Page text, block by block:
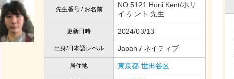
先生番号 / お名前
NO.5121 Horii Kent/ホリ
イ ケント 先生
更新日時 2024/03/13
出身/日本語レベル Japan / ネイティブ
居住地 東京都 世田谷区